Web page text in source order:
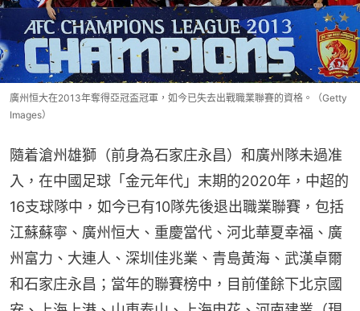
廣州恒大在2013年奪得亞冠盃冠軍，如今已失去出戰職業聯賽的資格。（Getty
Images）
隨着滄州雄獅（前身為石家庄永昌）和廣州隊未過准
入，在中國足球「金元年代」末期的2020年，中超的
16支球隊中，如今已有10隊先後退出職業聯賽，包括
江蘇蘇寧、廣州恒大、重慶當代、河北華夏幸福、廣
州富力、大連人、深圳佳兆業、青島黃海、武漢卓爾
和石家庄永昌；當年的聯賽榜中，目前僅餘下北京國